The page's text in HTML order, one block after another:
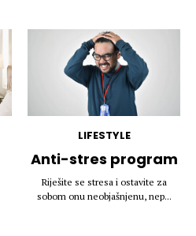
LIFESTYLE
Anti-stres program
Riješite se stresa i ostavite za
sobom onu neobjašnjenu, nep...